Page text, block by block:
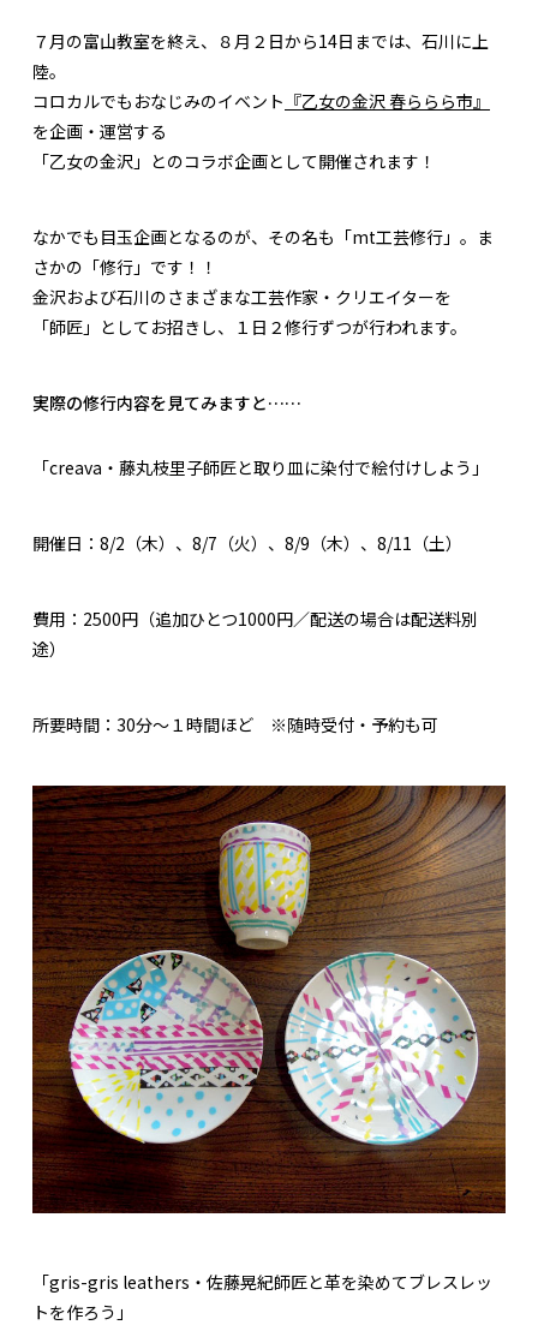
７月の富山教室を終え、８月２日から14日までは、石川に上
陸。
コロカルでもおなじみのイベント 『乙女の金沢 春ららら市』
を企画・運営する
「乙女の金沢」とのコラボ企画として開催されます！
なかでも目玉企画となるのが、その名も「mt工芸修行」。ま
さかの「修行」です！！
金沢および石川のさまざまな工芸作家・クリエイターを
「師匠」としてお招きし、１日２修行ずつが行われます。
実際の修行内容を見てみますと……
「creava・藤丸枝里子師匠と取り皿に染付で絵付けしよう」
開催日：8/2（木）、8/7（火）、8/9（木）、8/11（土）
費用：2500円（追加ひとつ1000円／配送の場合は配送料別
途）
所要時間：30分～１時間ほど ※随時受付・予約も可
「gris-gris leathers・佐藤晃紀師匠と革を染めてブレスレッ
トを作ろう」